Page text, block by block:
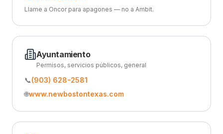
Llame a Oncor para apagones — no a Ambit.
Ayuntamiento
Permisos, servicios públicos, general
📞(903) 628-2581
🌐www.newbostontexas.com